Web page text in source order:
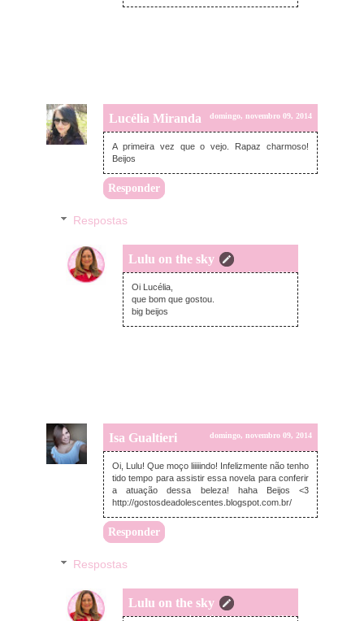
Lucélia Miranda domingo, novembro 09, 2014
A primeira vez que o vejo. Rapaz charmoso!
Beijos
Responder
Respostas
Lulu on the sky
domingo, novembro 09, 2014
Oi Lucélia,
que bom que gostou.
big beijos
Isa Gualtieri domingo, novembro 09, 2014
Oi, Lulu! Que moço liiiiindo! Infelizmente não tenho
tido tempo para assistir essa novela para conferir
a atuação dessa beleza! haha Beijos <3
http://gostosdeadolescentes.blogspot.com.br/
Responder
Respostas
Lulu on the sky
quinta-feira, novembro 13, 2014